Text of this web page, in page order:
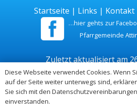
Startseite | Links | Kontakt
…hier gehts zur
Pfarrgemeinde
Zuletzt aktualisiert am
Diese Webseite verwendet Cookies. Wenn
auf der Seite weiter unterwegs sind,
Sie sich mit den Datenschutzvereinbarungen
einverstanden.